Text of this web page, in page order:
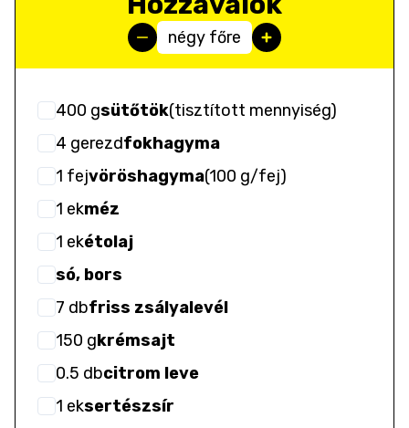
négy főre
400 gsütőtök(tisztított mennyiség)
4 gerezdfokhagyma
1 fejvöröshagyma(100 g/fej)
1 ekméz
1 ekétolaj
só, bors
7 dbfriss zsályalevél
150 gkrémsajt
0.5 dbcitrom leve
1 eksertészsír